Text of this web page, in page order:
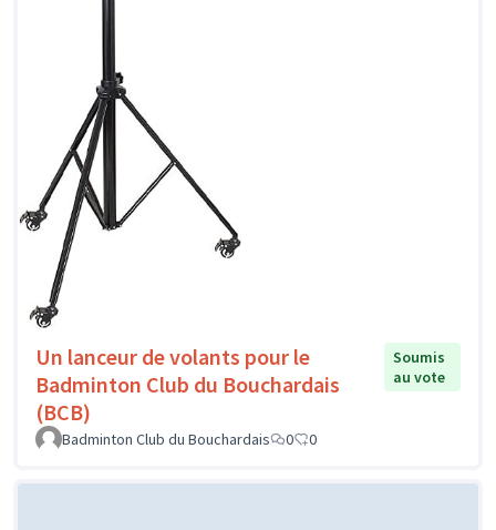
Un lanceur de volants pour le
Badminton Club du Bouchardais
(BCB)
Soumis
au vote
Badminton Club du Bouchardais 0 0